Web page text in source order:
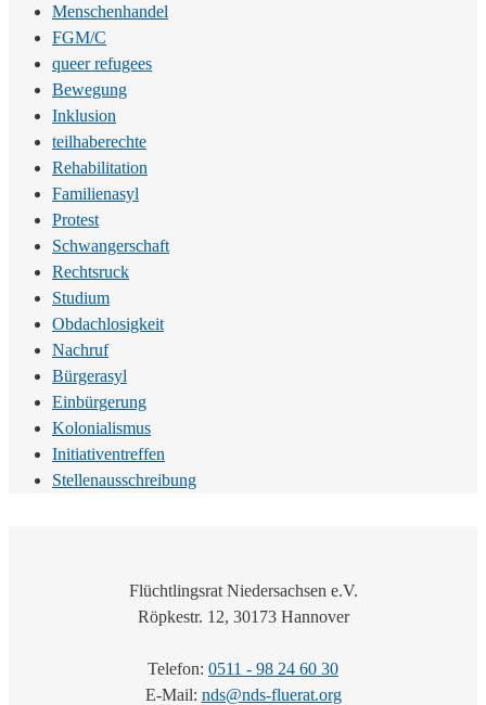
Menschenhandel
FGM/C
queer refugees
Bewegung
Inklusion
teilhaberechte
Rehabilitation
Familienasyl
Protest
Schwangerschaft
Rechtsruck
Studium
Obdachlosigkeit
Nachruf
Bürgerasyl
Einbürgerung
Kolonialismus
Initiativentreffen
Stellenausschreibung
Flüchtlingsrat Niedersachsen e.V.
Röpkestr. 12, 30173 Hannover
Telefon: 0511 - 98 24 60 30
E-Mail: nds@nds-fluerat.org